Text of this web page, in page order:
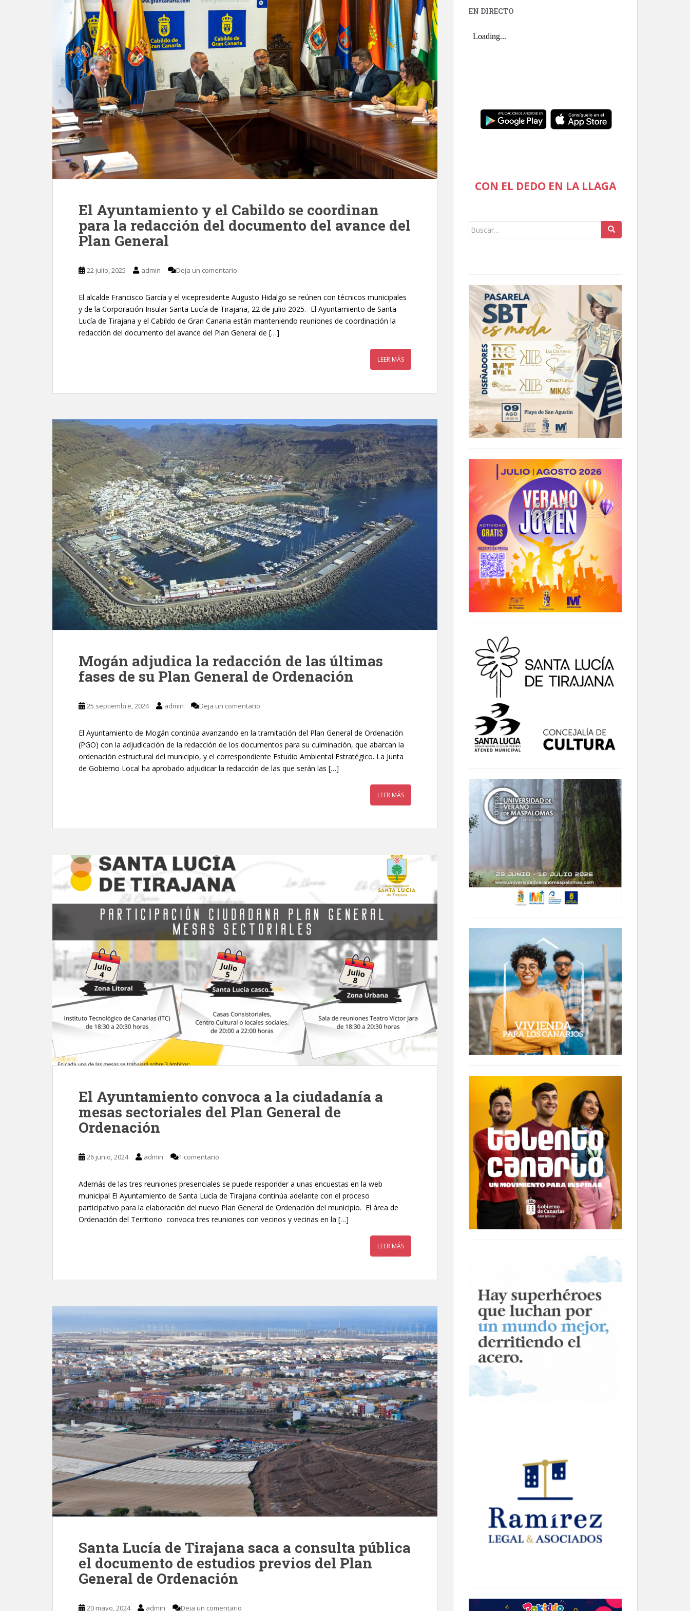
El Ayuntamiento y el Cabildo se coordinan
para la redacción del documento del avance del
Plan General
22 julio, 2025 admin Deja un comentario
El alcalde Francisco García y el vicepresidente Augusto Hidalgo se reúnen con técnicos municipales
y de la Corporación Insular Santa Lucía de Tirajana, 22 de julio 2025.- El Ayuntamiento de Santa
Lucía de Tirajana y el Cabildo de Gran Canaria están manteniendo reuniones de coordinación la
redacción del documento del avance del Plan General de […]
LEER MÁS
Mogán adjudica la redacción de las últimas
fases de su Plan General de Ordenación
25 septiembre, 2024 admin Deja un comentario
El Ayuntamiento de Mogán continúa avanzando en la tramitación del Plan General de Ordenación
(PGO) con la adjudicación de la redacción de los documentos para su culminación, que abarcan la
ordenación estructural del municipio, y el correspondiente Estudio Ambiental Estratégico. La Junta
de Gobierno Local ha aprobado adjudicar la redacción de las que serán las […]
LEER MÁS
El Ayuntamiento convoca a la ciudadanía a
mesas sectoriales del Plan General de
Ordenación
26 junio, 2024 admin 1 comentario
Además de las tres reuniones presenciales se puede responder a unas encuestas en la web
municipal El Ayuntamiento de Santa Lucía de Tirajana continúa adelante con el proceso
participativo para la elaboración del nuevo Plan General de Ordenación del municipio. El área de
Ordenación del Territorio convoca tres reuniones con vecinos y vecinas en la […]
LEER MÁS
Santa Lucía de Tirajana saca a consulta pública
el documento de estudios previos del Plan
General de Ordenación
20 mayo, 2024 admin Deja un comentario
EN DIRECTO
CON EL DEDO EN LA LLAGA
Buscar: